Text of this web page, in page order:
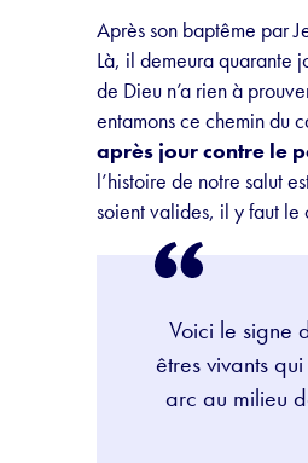
Après son baptême par
Là, il demeura quarante
de Dieu n’a rien à
entamons ce chemin du
après jour contre le
l’histoire de notre salut
soient valides, il y faut le
Voici le signe
êtres vivants
arc au milieu